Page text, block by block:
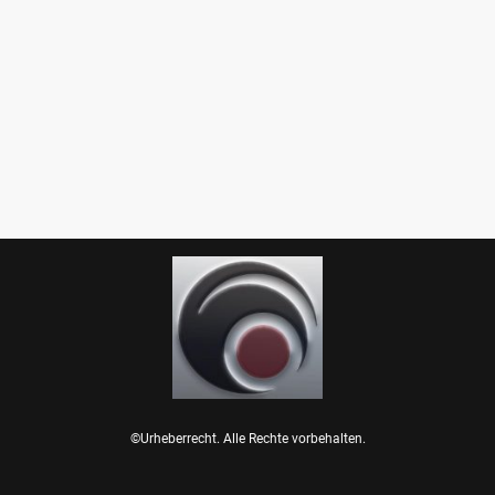
©Urheberrecht. Alle Rechte vorbehalten.